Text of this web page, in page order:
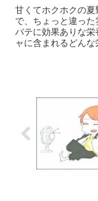
甘くてホクホクの
で、ちょっと違っ
バテに効果ありな
ャに含まれるどんな